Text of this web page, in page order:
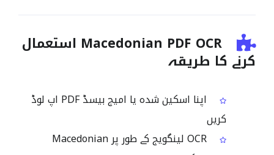
Macedonian PDF OCR استعمال
کرنے کا طریقہ
اپنا اسکین شدہ یا امیج بیسڈ PDF اپ لوڈ
کریں
OCR لینگویج کے طور پر Macedonian